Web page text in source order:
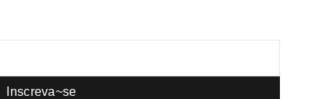
Inscreva~se